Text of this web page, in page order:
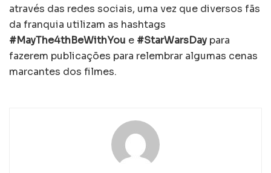
através das redes sociais, uma vez que diversos fãs
da franquia utilizam as hashtags
#MayThe4thBeWithYou e #StarWarsDay para
fazerem publicações para relembrar algumas cenas
marcantes dos filmes.